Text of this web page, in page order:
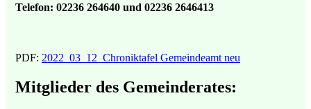
Telefon: 02236 264640 und 02236 2646413
PDF: 2022_03_12_Chroniktafel Gemeindeamt neu
Mitglieder des Gemeinderates: